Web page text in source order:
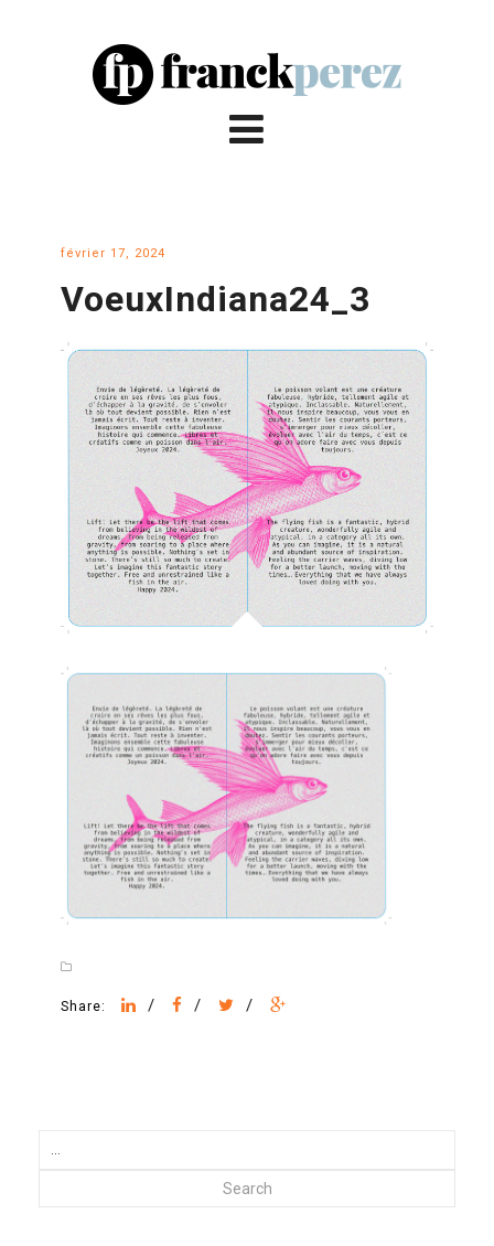
février 17, 2024
VoeuxIndiana24_3
Share: / / /
Search